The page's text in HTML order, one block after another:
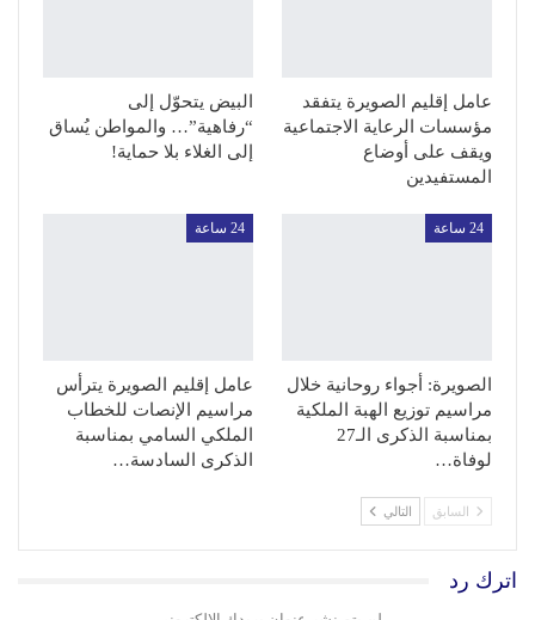
عامل إقليم الصويرة يتفقد
مؤسسات الرعاية الاجتماعية
ويقف على أوضاع
المستفيدين
البيض يتحوّل إلى
“رفاهية”… والمواطن يُساق
إلى الغلاء بلا حماية!
24 ساعة
الصويرة: أجواء روحانية خلال
مراسيم توزيع الهبة الملكية
بمناسبة الذكرى الـ27
لوفاة…
24 ساعة
عامل إقليم الصويرة يترأس
مراسيم الإنصات للخطاب
الملكي السامي بمناسبة
الذكرى السادسة…
السابق التالي
اترك رد